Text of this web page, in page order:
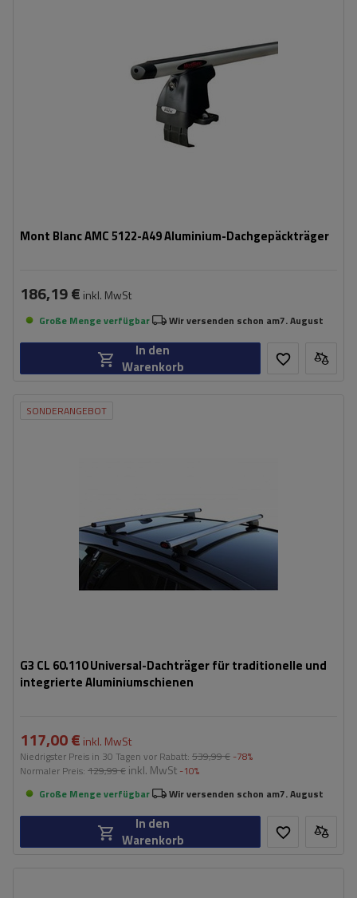
Mont Blanc AMC 5122-A49 Aluminium-Dachgepäckträger
186,19 € inkl. MwSt
Große Menge verfügbar Wir versenden schon am7. August
In den
Warenkorb
SONDERANGEBOT
G3 CL 60.110 Universal-Dachträger für traditionelle und
integrierte Aluminiumschienen
117,00 € inkl. MwSt
Niedrigster Preis in 30 Tagen vor Rabatt: 539,99 € -78%
Normaler Preis: 129,99 € inkl. MwSt -10%
Große Menge verfügbar
Wir versenden schon am7. August
In den
Warenkorb